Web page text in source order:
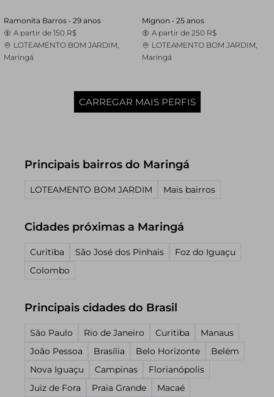
Ramonita Barros • 29 anos
A partir de 150 R$
LOTEAMENTO BOM JARDIM,
Maringá
Mignon • 25 anos
A partir de 250 R$
LOTEAMENTO BOM JARDIM,
Maringá
CARREGAR MAIS PERFIS
Principais bairros do Maringá
LOTEAMENTO BOM JARDIM Mais bairros
Cidades próximas a Maringá
Curitiba São José dos Pinhais
Foz do Iguaçu
Colombo
Principais cidades do Brasil
São Paulo Rio de Janeiro Curitiba
Manaus
João Pessoa
Brasília Belo Horizonte
Belém
Nova Iguaçu
Campinas
Florianópolis
Juiz de Fora
Praia Grande
Macaé